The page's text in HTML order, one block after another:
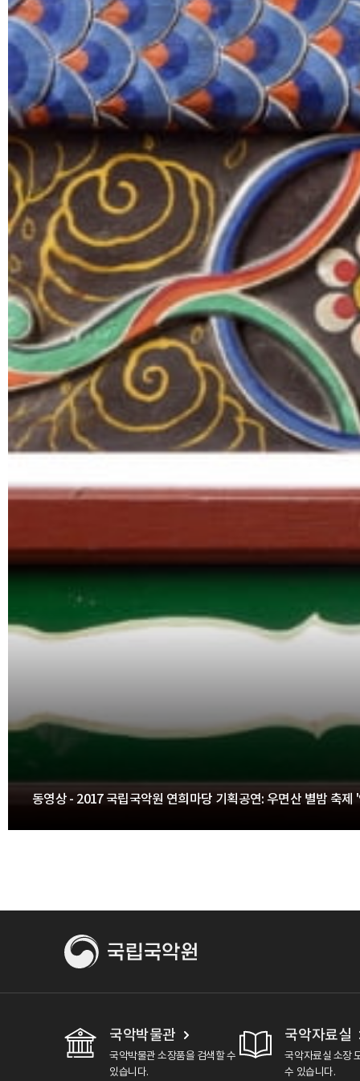
동영상 - 2017 국립국악원 연희마당 기획공연: 우면산 별밤 축
국악박물관
국악박물관 소장품을 검색할 수
있습니다.
국악자료실
국악자료실 소장
수 있습니다.